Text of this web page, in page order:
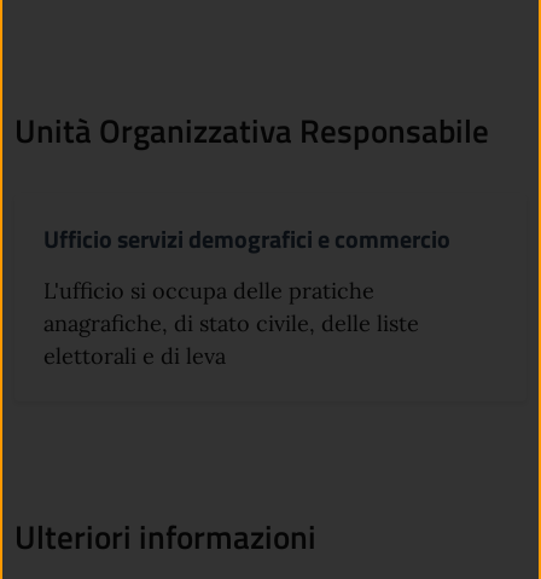
Unità Organizzativa Responsabile
Ufficio servizi demografici e commercio
L'ufficio si occupa delle pratiche
anagrafiche, di stato civile, delle liste
elettorali e di leva
Ulteriori informazioni